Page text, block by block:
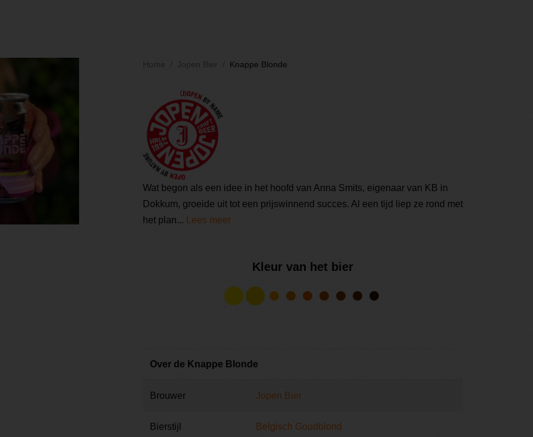
Home Jopen Bier Knappe Blonde
Wat begon als een idee in het hoofd van Anna Smits, eigenaar van KB in
Dokkum, groeide uit tot een prijswinnend succes. Al een tijd liep ze rond met
het plan... Lees meer
Kleur van het bier
Over de Knappe Blonde
Brouwer Jopen Bier
Bierstijl Belgisch Goudblond